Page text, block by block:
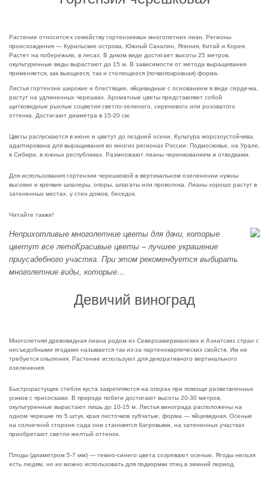
Растение относится к семейству гортензиевых многолетних лиан. Регионы
происхождения — Курильские острова, Южный Сахалин, Япония, Китай и Корея.
Растет на побережьях, в лесах. В диком виде достигает высоты 25 метров,
окультуренные виды вырастают до 15 м. В зависимости от метода выращивания
применяется, как вьющееся, так и стелющееся (почвопокровная) форма.
Листья гортензии широкие и блестящие, яйцевидные с основанием в виде сердечка,
растут на удлиненных черешках. Ароматные цветы представляют собой
щитковидные рыхлые соцветия светло-зеленого, сиреневого или розоватого
оттенка. Достигают диаметра в 15-20 см.
Цветы распускаются в июне и цветут до поздней осени. Культура морозоустойчива,
адаптирована для выращивания во многих регионах России: Подмосковье, на Урале,
в Сибири, в южных республиках. Размножают лианы черенкованием и отводками.
Для использования гортензии черешковой в вертикальном озеленении нужны
высокие и крепкие шпалеры, опоры, шпагаты или проволока. Лианы хорошо растут в
затененных местах, у стен домов, беседок.
Читайте также!
Неприхотливые многолетние цветы для дачи, которые
цветут все летоКрасивые цветы – лучшее украшение
приусадебного участка. При этом рекомендуется выбирать
многолетние виды, которые…
Девичий виноград
Многолетняя древовидная лиана родом из Североамериканских и Азиатских стран с
несъедобными ягодами называется так из-за партенокарпических свойств. Им не
требуется опыления. Растение используют для декоративного вертикального
озеленения.
Быстрорастущие стебли куста закрепляются на опорах при помощи разветвленных
усиков с присосками. В природе побеги достигают высоты 20-30 метров,
окультуренные вырастают лишь до 10-15 м. Листья винограда расположены на
одном черешке по 5 штук, края листочков зубчатые, форма — яйцевидная. Осенью
на солнечной стороне сада они становятся багровыми, на затененных участках
приобретают светло-желтый оттенок.
Плоды (диаметром 5-7 мм) — темно-синего цвета созревают осенью. Ягоды нельзя
есть людям, но их можно использовать для подкормки птиц в зимний период.